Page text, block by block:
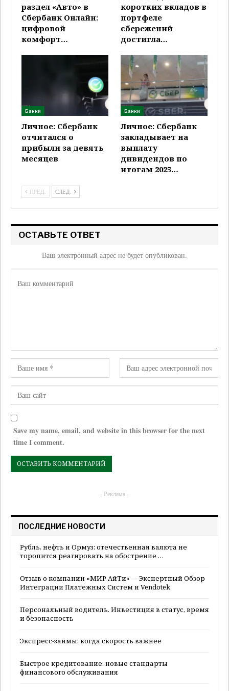
раздел «Авто» в
Сбербанк Онлайн:
цифровой
комфорт…
коротких вкладов в
портфеле
сбережений
достигла…
Банки
Личное: Сбербанк
отчитался о
прибыли за девять
месяцев
Банки
Личное: Сбербанк
закладывает на
выплату
дивидендов по
итогам 2025…
ПРЕД. СЛЕД.
ОСТАВЬТЕ ОТВЕТ
Ваш электронный адрес не будет опубликован.
Save my name, email, and website in this browser for the next
time I comment.
- Реклама -
ПОСЛЕДНИЕ НОВОСТИ
Рубль, нефть и Ормуз: отечественная валюта не
торопится реагировать на обострение …
Отзыв о компании «МИР АйТи» — Экспертный Обзор
Интеграции Платежных Систем и Vendotek
Персональный водитель. Инвестиция в статус, время
и безопасность
Экспресс-займы: когда скорость важнее
Быстрое кредитование: новые стандарты
финансового обслуживания